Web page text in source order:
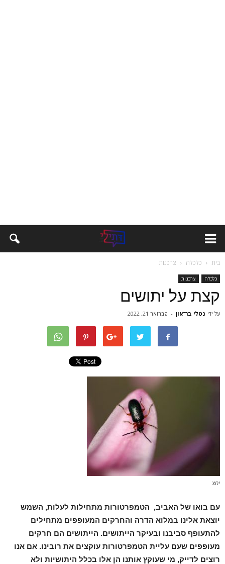
בית כלכלה צרכנות
כלכלה צרכנות
קצת על יתושים
על ידי נטלי בר־און - פברואר 21, 2022
יחצ
עם בואו של האביב, הטמפרטורות מתחילות לעלות, השמש
יוצאת אלינו במלוא הדרה והחרקים המעופפים מתחילים
להתעופף סביבנו ובעיקר הייתושים. הייתושים הם חרקים
מעופפים שעם עליית הטמפרטורות עוקצים את רובינו. אם אנו
רוצים לדייק, מי שעוקץ אותנו הן אלו בכלל היתושיות ולא